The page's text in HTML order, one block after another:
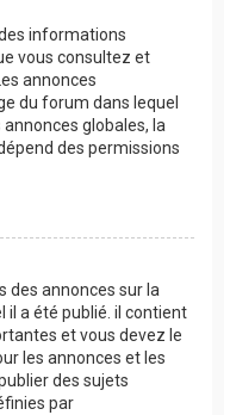
informations
vous consultez et
annonces
du forum dans lequel
globales, la
des permissions
des annonces sur la
il a été publié. il contient
et vous devez le
les annonces et les
des sujets
par